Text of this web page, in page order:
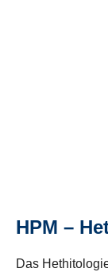
HPM –
Das